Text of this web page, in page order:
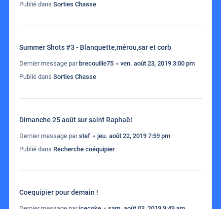
Publié dans Sorties Chasse
Summer Shots #3 - Blanquette,mérou,sar et corb
Dernier message par brecouille75 « ven. août 23, 2019 3:00 pm
Publié dans Sorties Chasse
Dimanche 25 août sur saint Raphaël
Dernier message parstef « jeu. août 22, 2019 7:59 pm
Publié dans Recherche coéquipier
Coequipier pour demain !